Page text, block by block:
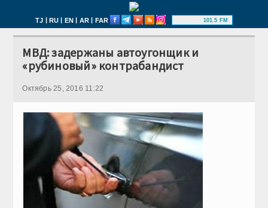
TJ | RU | EN | AR | FAR 101.5 FM
МВД: задержаны автоугонщик и
«рубиновый» контрабандист
Октябрь 25, 2016 11:22